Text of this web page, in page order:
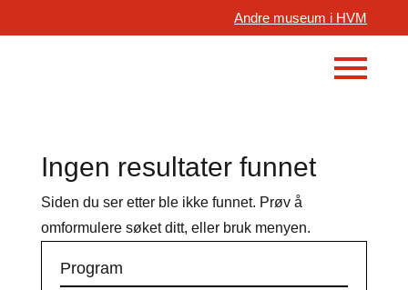
Andre museum i HVM
Ingen resultater funnet
Siden du ser etter ble ikke funnet. Prøv å
omformulere søket ditt, eller bruk menyen.
Program